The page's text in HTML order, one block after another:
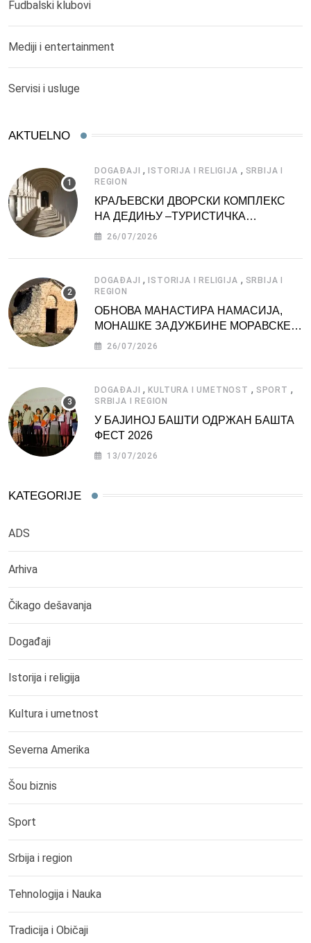
Fudbalski klubovi
Mediji i entertainment
Servisi i usluge
AKTUELNO
DOGAĐAJI ,ISTORIJA I RELIGIJA , SRBIJA I
REGION
КРАЉЕВСКИ ДВОРСКИ КОМПЛЕКС
НА ДЕДИЊУ –ТУРИСТИЧКА
АТРАКЦИЈА
26/07/2026
DOGAĐAJI ,ISTORIJA I RELIGIJA , SRBIJA I
REGION
ОБНОВА МАНАСТИРА НАМАСИЈА,
МОНАШКЕ ЗАДУЖБИНЕ МОРАВСКЕ
СРБИЈЕ
26/07/2026
DOGAĐAJI ,KULTURA I UMETNOST , SPORT ,
SRBIJA I REGION
У БАЈИНОЈ БАШТИ ОДРЖАН БАШТА
ФЕСТ 2026
13/07/2026
KATEGORIJE
ADS
Arhiva
Čikago dešavanja
Događaji
Istorija i religija
Kultura i umetnost
Severna Amerika
Šou biznis
Sport
Srbija i region
Tehnologija i Nauka
Tradicija i Običaji